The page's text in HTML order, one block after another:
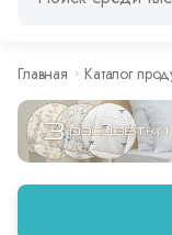
Главная Каталог